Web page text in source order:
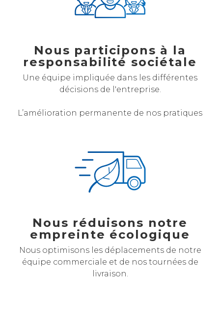
Nous participons à la
responsabilité sociétale
Une équipe impliquée dans les différentes
décisions de l'entreprise.
L’amélioration permanente de nos pratiques
Nous réduisons notre
empreinte écologique
Nous optimisons les déplacements de notre
équipe commerciale et de nos tournées de
livraison.